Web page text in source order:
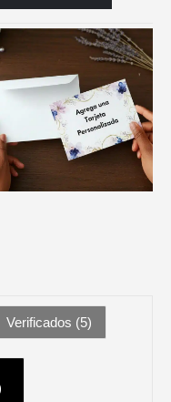
Verificados (5)